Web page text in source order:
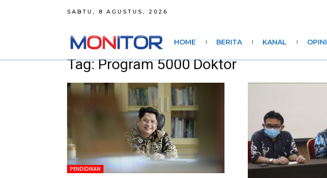
SABTU, 8 AGUSTUS, 2026
HOME BERITA KANAL OPINI
Tag: Program 5000 Doktor
PENDIDIKAN